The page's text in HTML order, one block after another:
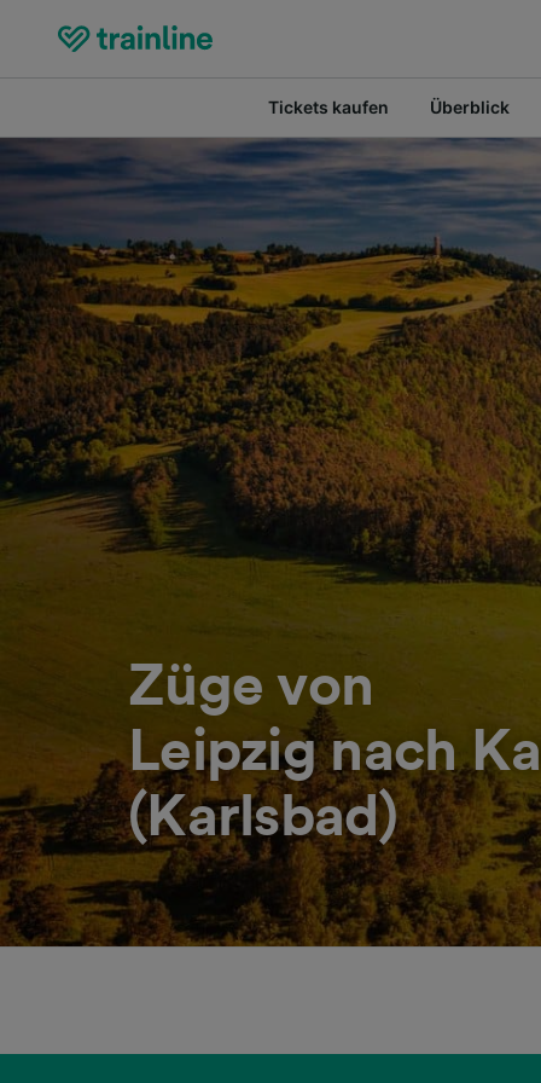
Tickets kaufen Überblick
Züge von
Leipzig nach
(Karlsbad)